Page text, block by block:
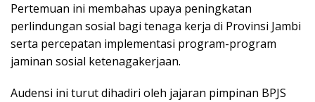
Pertemuan ini membahas upaya peningkatan
perlindungan sosial bagi tenaga kerja di Provinsi Jambi
serta percepatan implementasi program-program
jaminan sosial ketenagakerjaan.
Audensi ini turut dihadiri oleh jajaran pimpinan BPJS